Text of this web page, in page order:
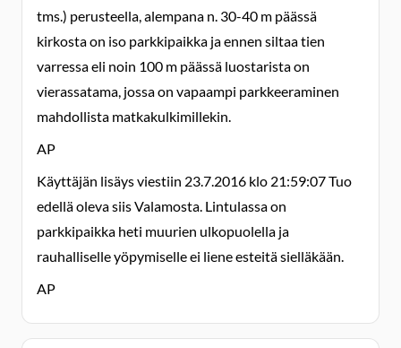
tms.) perusteella, alempana n. 30-40 m päässä
kirkosta on iso parkkipaikka ja ennen siltaa tien
varressa eli noin 100 m päässä luostarista on
vierassatama, jossa on vapaampi parkkeeraminen
mahdollista matkakulkimillekin.
AP
Käyttäjän lisäys viestiin 23.7.2016 klo 21:59:07 Tuo
edellä oleva siis Valamosta. Lintulassa on
parkkipaikka heti muurien ulkopuolella ja
rauhalliselle yöpymiselle ei liene esteitä sielläkään.
AP